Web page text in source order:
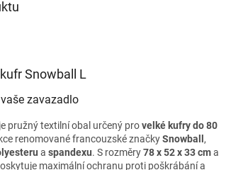
Snowball L
zavazadlo
je pružný textilní obal určený provelké kufry do 80
renomované francouzské značkySnowball,
a spandexu. S rozměry78 x 52 x 33 cma
maximální ochranu proti poškrábání a